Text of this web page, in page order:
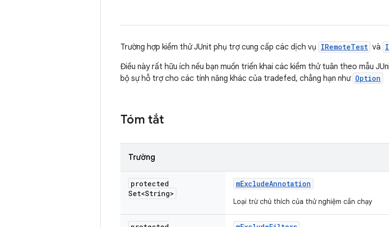
Trường hợp kiểm thử JUnit phụ trợ cung cấp các dịch vụ IRemoteTest và
Điều này rất hữu ích nếu bạn muốn triển khai các kiểm thử tuân theo mẫu
bộ sự hỗ trợ cho các tính năng khác của tradefed, chẳng hạn như Option
Tóm tắt
Trường
protected
Set<String>
mExcludeAnnotation
Loại trừ chú thích của thử nghiệm cần chạy